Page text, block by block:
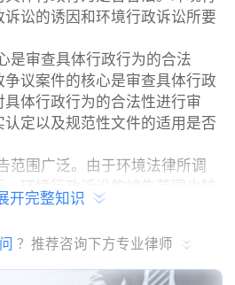
开完整知识
讼的诱因和环境行政诉讼所要
是审查具体行政行为的合法
议案件的核心是审查具体行政
体行政行为的合法性进行审
定以及规范性文件的适用是否
范围广泛。由于环境法律所调
，环境行政诉讼的被告范围也较
护和资源、生态保护职责的机
、农业、林业、矿产管理机关
？推荐咨询下方专业律师